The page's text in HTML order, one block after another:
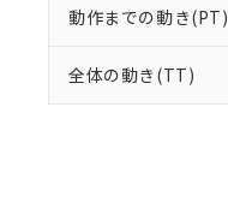
動作までの動き(PT)
全体の動き(TT)